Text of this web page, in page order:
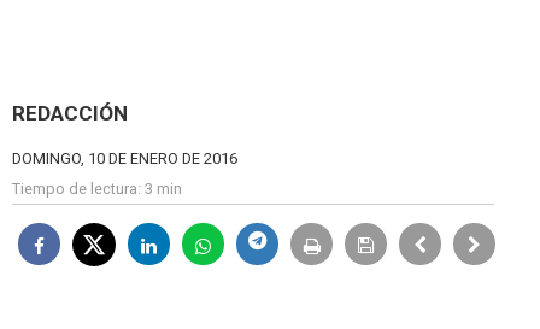
REDACCIÓN
DOMINGO, 10 DE ENERO DE 2016
Tiempo de lectura: 3 min